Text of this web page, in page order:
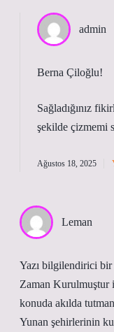
admin
Berna Çiloğlu!
Sağladığınız
şekilde çizmemi
Ağustos 18, 2025
Leman
Yazı bilgilendirici
Zaman Kurulmuştur
konuda akılda
Yunan şehirlerinin